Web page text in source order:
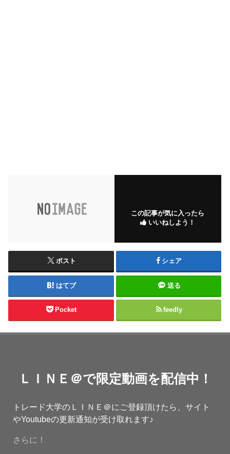
この記事が気に入ったら
いいねしよう！
ポスト シェア
はてブ 送る
Pocket feedly
ＬＩＮＥ＠で限定動画を配信中！
トレード大学のＬＩＮＥ＠にご登録頂けたら、サイト
やYoutubeの更新通知が受け取れます♪
さらに！